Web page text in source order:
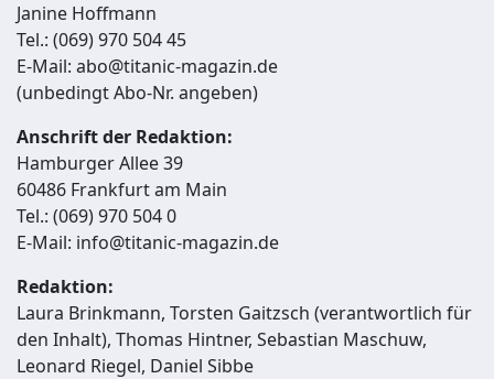
Janine Hoffmann
Tel.: (069) 970 504 45
E-Mail: abo@titanic-magazin.de
(unbedingt Abo-Nr. angeben)
Anschrift der Redaktion:
Hamburger Allee 39
60486 Frankfurt am Main
Tel.: (069) 970 504 0
E-Mail: info@titanic-magazin.de
Redaktion:
Laura Brinkmann, Torsten Gaitzsch (verantwortlich für
den Inhalt), Thomas Hintner, Sebastian Maschuw,
Leonard Riegel, Daniel Sibbe